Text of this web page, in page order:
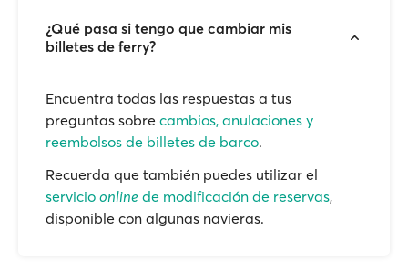
¿Qué pasa si tengo que cambiar mis
billetes de ferry?
Encuentra todas las respuestas a tus
preguntas sobre cambios, anulaciones y
reembolsos de billetes de barco.
Recuerda que también puedes utilizar el
servicio online de modificación de reservas,
disponible con algunas navieras.